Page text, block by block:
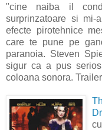
"cine naiba il
surprinzatoare si
efecte pirotehnice
care te pune pe
paranoia. Steven
sigur ca a pus
coloana sonora. Trailer